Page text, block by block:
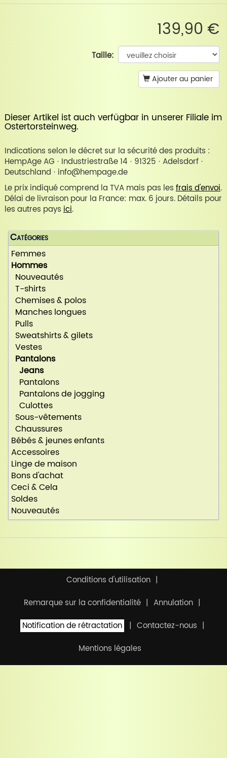
139,90 €
Taille:
Ajouter au panier
Dieser Artikel ist auch verfügbar in unserer Filiale im
Ostertorsteinweg.
Indications selon le décret sur la sécurité des produits :
HempAge AG · Industriestraße 14 · 91325 · Adelsdorf ·
Deutschland · info@hempage.de
Le prix indiqué comprend la TVA mais pas les frais d'envoi.
Délai de livraison pour la France: max. 6 jours. Détails pour
les autres pays ici.
Catégories
Femmes
Hommes
Nouveautés
T-shirts
Chemises & polos
Manches longues
Pulls
Sweatshirts & gilets
Vestes
Pantalons
Jeans
Pantalons
Pantalons de jogging
Culottes
Sous-vêtements
Chaussures
Bébés & jeunes enfants
Accessoires
Linge de maison
Bons d'achat
Ceci & Cela
Soldes
Nouveautés
Conditions d'utilisation
Remarque sur la confidentialité
Annulation
Notification de rétractation
Contactez-nous
Mentions légales